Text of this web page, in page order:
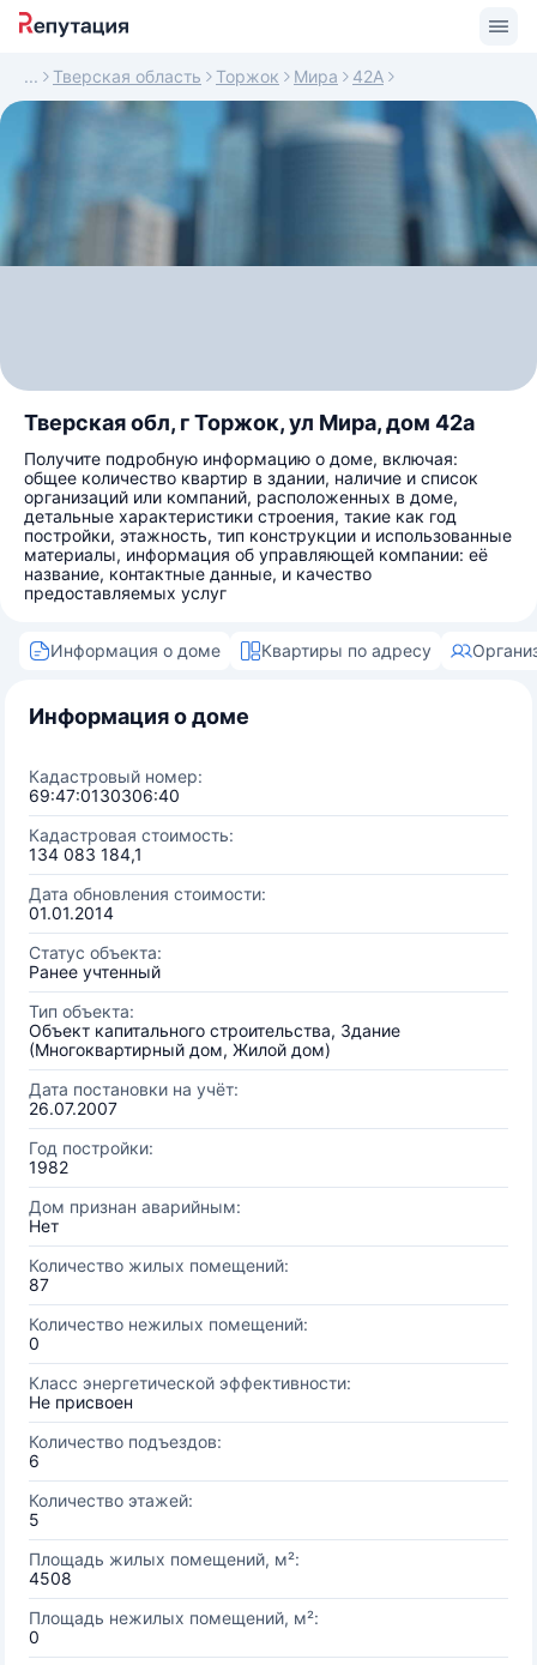
Тверская область Торжок Мира 42А
Тверская обл, г Торжок, ул Мира, дом 42а
Получите подробную информацию о доме, включая:
общее количество квартир в здании, наличие и список
организаций или компаний, расположенных в доме,
детальные характеристики строения, такие как год
постройки, этажность, тип конструкции и использованные
материалы, информация об управляющей компании: её
название, контактные данные, и качество
предоставляемых услуг
Информация о доме Квартиры по адресу
Информация о доме
Кадастровый номер:
69:47:0130306:40
Кадастровая стоимость:
134 083 184,1
Дата обновления стоимости:
01.01.2014
Статус объекта:
Ранее учтенный
Тип объекта:
Объект капитального строительства, Здание
(Многоквартирный дом, Жилой дом)
Дата постановки на учёт:
26.07.2007
Год постройки:
1982
Дом признан аварийным:
Нет
Количество жилых помещений:
87
Количество нежилых помещений:
0
Класс энергетической эффективности:
Не присвоен
Количество подъездов:
6
Количество этажей:
5
Площадь жилых помещений, м²:
4508
Площадь нежилых помещений, м²:
0